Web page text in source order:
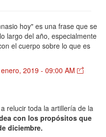
hoy" es una frase que se
largo del año, especialmente
el cuerpo sobre lo que es
2019 - 09:00 AM
relucir toda la artillería de la
con los propósitos que
diciembre.